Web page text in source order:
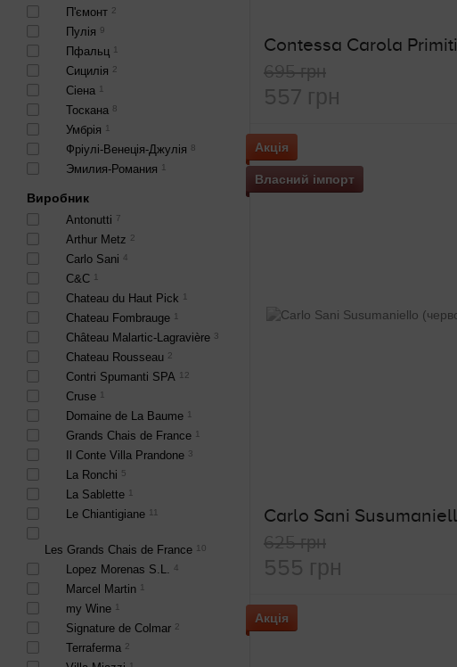
695 грн
557 грн
Акція
Власний імпорт
625 грн
555 грн
Акція
П'ємонт 2
Пулія 9
Пфальц 1
Сицилія 2
Сіена 1
Тоскана 8
Умбрія 1
Фріулі-Венеція-Джулія 8
Эмилия-Романия 1
Виробник
Antonutti 7
Arthur Metz 2
Carlo Sani 4
C&C 1
Chateau du Haut Pick 1
Chateau Fombrauge 1
Château Malartic-Lagravière 3
Chateau Rousseau 2
Contri Spumanti SPA 12
Cruse 1
Domaine de La Baume 1
Grands Chais de France 1
Il Conte Villa Prandone 3
La Ronchi 5
La Sablette 1
Le Chiantigiane 11
Les Grands Chais de France 10
Lopez Morenas S.L. 4
Marcel Martin 1
my Wine 1
Signature de Colmar 2
Terraferma 2